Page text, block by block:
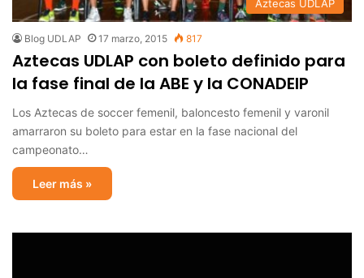
Aztecas UDLAP
Blog UDLAP 17 marzo, 2015 817
Aztecas UDLAP con boleto definido para
la fase final de la ABE y la CONADEIP
Los Aztecas de soccer femenil, baloncesto femenil y varonil
amarraron su boleto para estar en la fase nacional del
campeonato…
Leer más »